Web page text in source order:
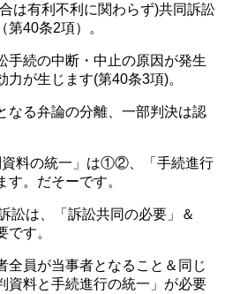
は有利不利に関わらず)共同訴訟
第40条2項）。
続の中断・中止の原因が発生
力が生じます(第40条3項)。
る弁論の分離、一部判決は認
料の統一」は①②、「手続進行
。だそーです。
訟は、「訴訟共同の必要」＆
です。
全員が当事者となること＆同じ
資料と手続進行の統一」が必要